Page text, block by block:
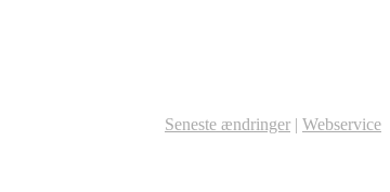
Seneste ændringer | Webservice